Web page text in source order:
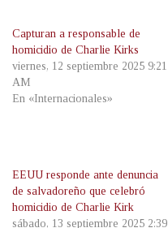
Capturan a responsable de
homicidio de Charlie Kirks
viernes, 12 septiembre 2025 9:21
AM
En «Internacionales»
EEUU responde ante denuncia
de salvadoreño que celebró
homicidio de Charlie Kirk
sábado, 13 septiembre 2025 2:39